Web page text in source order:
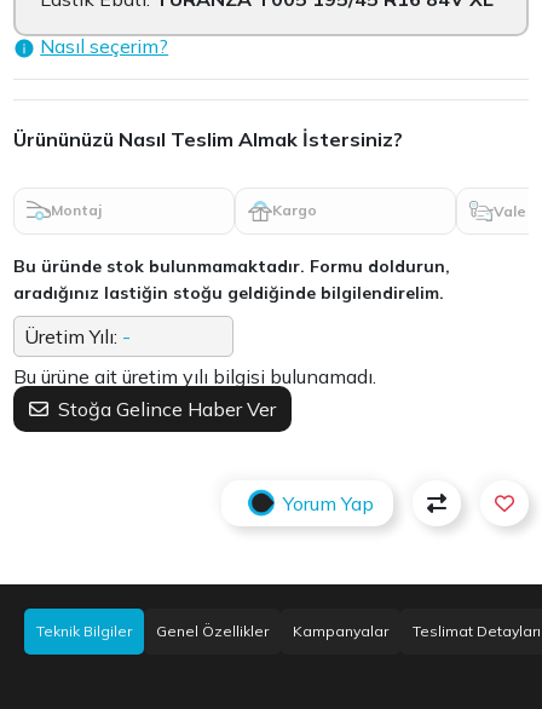
Nasıl seçerim?
Ürününüzü Nasıl Teslim Almak İstersiniz?
Montaj Kargo Vale
Bu üründe stok bulunmamaktadır. Formu doldurun,
aradığınız lastiğin stoğu geldiğinde bilgilendirelim.
Üretim Yılı: -
Bu ürüne ait üretim yılı bilgisi bulunamadı.
Stoğa Gelince Haber Ver
Yorum Yap
Teknik Bilgiler Genel Özellikler Kampanyalar Teslimat Detayları